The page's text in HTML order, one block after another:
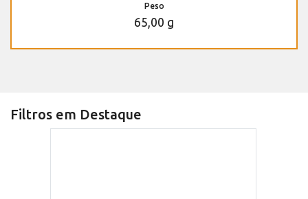
Peso
65,00 g
Filtros em Destaque